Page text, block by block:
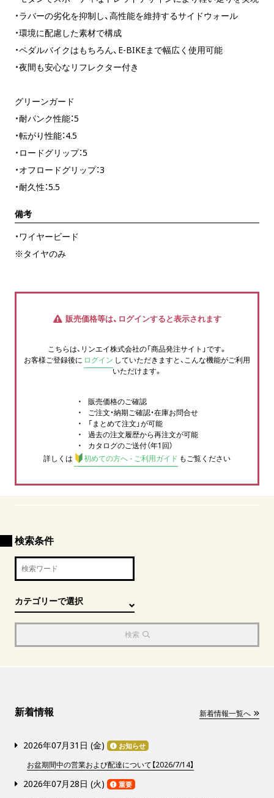
・ラバーの劣化を抑制し、高性能を維持するサイドウォール
・環境に配慮した素材で構成
・ペダルバイクはもちろん、E-BIKEまで幅広く使用可能
・夜間も安心なリフレクター付き
グリーンガード
・耐パンク性能：5
・転がり性能：4.5
・ロードグリップ：5
・オフロードグリップ：3
・耐久性：5.5
備考
・ワイヤービード
※タイヤのみ
販売価格等は、ログインすると表示されます
こちらは、リンエイ株式会社の「商品発注サイト」です。
お客様ご登録後に ログイン していただきますと、こんな機能がご利用
いただけます。
販売価格のご確認
ご注文・納期ご確認・在庫お問合せ
「まとめて注文」が可能
過去の注文履歴から再注文が可能
カタログのご送付（年1回）
詳しくは
初めての方へ - ご利用ガイド もご覧ください
検索条件
検索
新着情報 新着情報一覧へ
2026年07月31日 (金) お知らせ
お盆期間中の営業および配達について【2026/7/14】
2026年07月28日 (火) 重要